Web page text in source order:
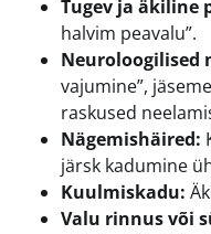
Tugev ja äkiline
halvim peavalu”.
Neuroloogilised
vajumine”,
raskused
Nägemishäired:
järsk kadumine
Kuulmiskadu:
Valu rinnus või